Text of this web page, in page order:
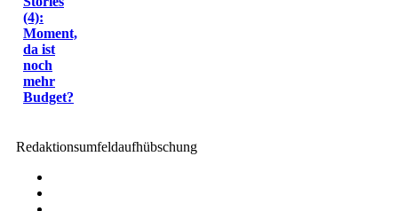
(4):
Moment,
da ist
noch
mehr
Budget?
Redaktionsumfeldaufhübschung